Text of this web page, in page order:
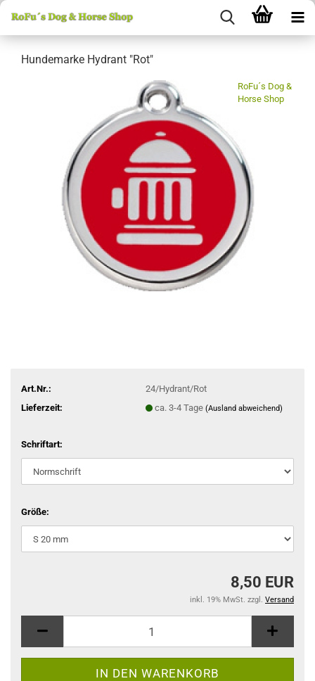
Hundemarke Hydrant "Rot"
RoFu´s Dog &
Horse Shop
Art.Nr.:
24/Hydrant/Rot
Lieferzeit:
ca. 3-4 Tage (Ausland abweichend)
Schriftart:
Größe:
8,50 EUR
inkl. 19% MwSt. zzgl. Versand